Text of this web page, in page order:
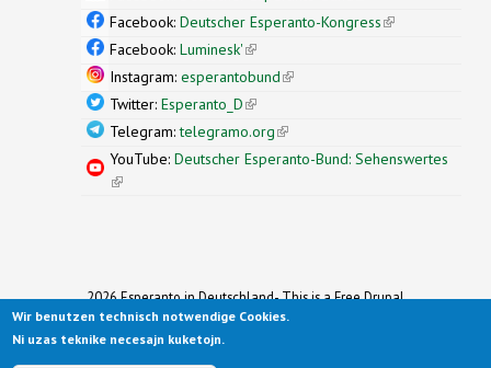
external)
Facebook: Deutscher Esperanto-Kongress(link is
Facebook: Luminesk'(link is external)
Instagram: esperantobund(link is external)
Twitter: Esperanto_D(link is external)
Telegram:telegramo.org(link is external)
YouTube: Deutscher Esperanto-Bund: Sehenswertes
(link is external)
2026 Esperanto in Deutschland- This is a Free Drupal
Theme
Ported to Drupal for the Open Source Community by
Wir benutzen technisch notwendige Cookies.
Ni uzas teknike necesajn kuketojn.